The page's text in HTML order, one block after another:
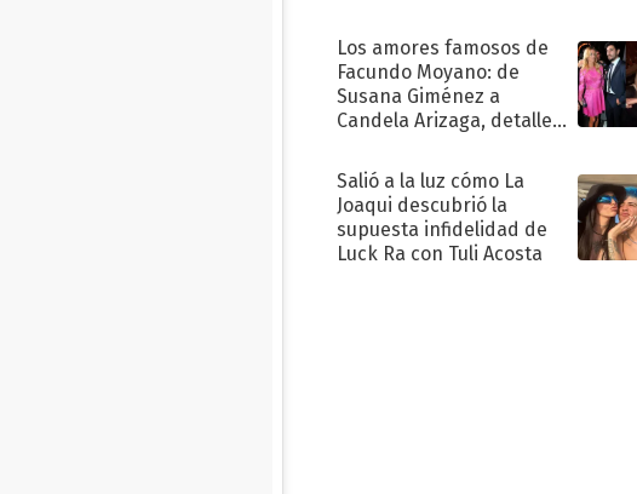
Los amores famosos de
Facundo Moyano: de
Susana Giménez a
Candela Arizaga, detalles
sentimental
Salió a la luz cómo La
Joaqui descubrió la
supuesta infidelidad de
Luck Ra con Tuli Acosta